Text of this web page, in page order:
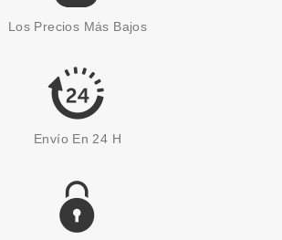
EDP 100 ML + EDP 30 ML SET
REGALO
79.99€
Los Precios Más Bajos
Envío En 24 H